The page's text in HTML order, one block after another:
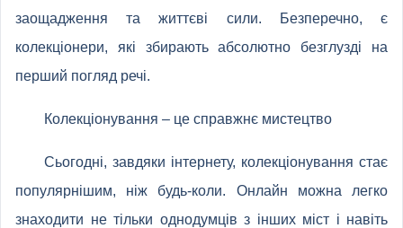
заощадження та життєві сили. Безперечно, є
колекціонери, які збирають абсолютно безглузді на
перший погляд речі.
Колекціонування – це справжнє мистецтво
Сьогодні, завдяки інтернету, колекціонування стає
популярнішим, ніж будь-коли. Онлайн можна легко
знаходити не тільки однодумців з інших міст і навіть